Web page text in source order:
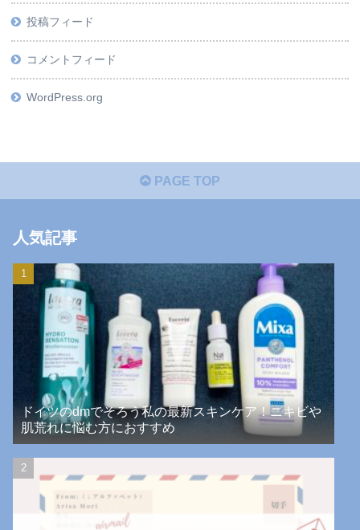
投稿フィード
コメントフィード
WordPress.org
PAGE TOP
人気記事
ドイツのdmでそろう私の最新スキンケア！ニキビや
肌荒れに悩む方におすすめ